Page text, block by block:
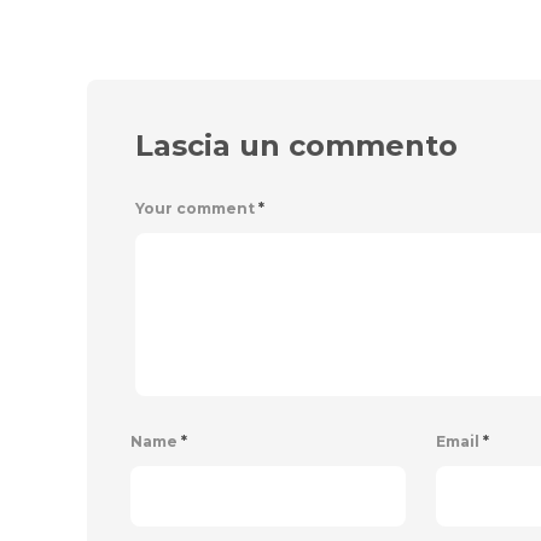
Lascia un commento
Your comment *
Name * Email *